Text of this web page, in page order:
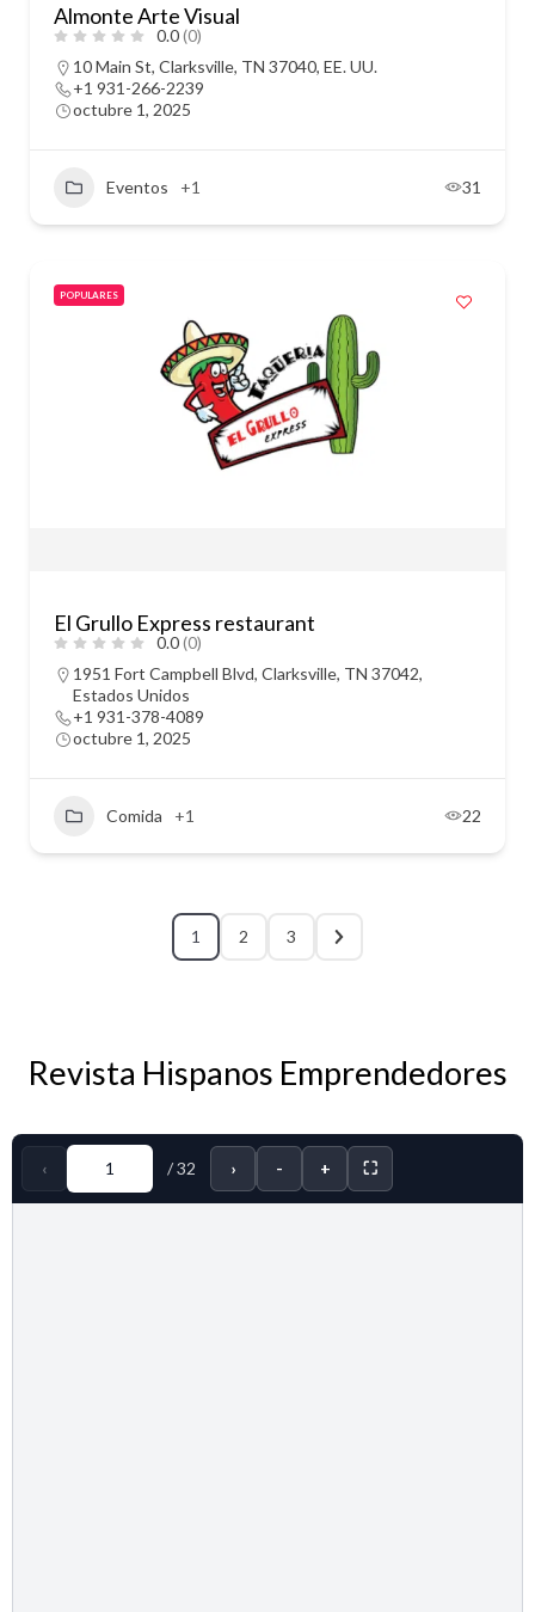
Almonte Arte Visual
0.0(0)
10 Main St, Clarksville, TN 37040, EE. UU.
+1 931-266-2239
octubre 1, 2025
Eventos +1 31
POPULARES
El Grullo Express restaurant
0.0(0)
1951 Fort Campbell Blvd, Clarksville, TN 37042,
Estados Unidos
+1 931-378-4089
octubre 1, 2025
Comida +1 22
1 2 3
Revista Hispanos Emprendedores
‹ /32 › - + ⛶